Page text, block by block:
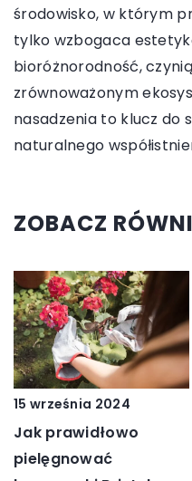
środowisko, w którym
tylko wzbogaca
bioróżnorodność,
zrównoważonym
nasadzenia to klucz do
naturalnego
ZOBACZ
15 września 2024
Jak prawidłowo
pielęgnować